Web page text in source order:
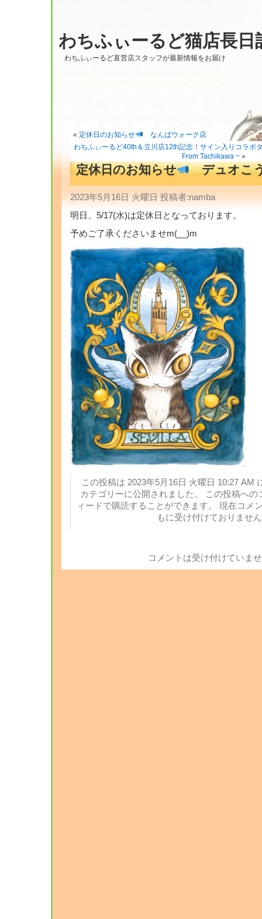
わちふぃーるど猫店長日
わちふぃーるど直営店スタッフが最新情報をお届け
« 定休日のお知らせ
なんばウォーク店
わちふぃーるど40th＆立川店12th記念！サイン入りコラボ
From Tachikawa ~»
定休日のお知らせ デュオこ
2023年5月16日 火曜日 投稿者:namba
明日、5/17(水)は定休日となっております。
予めご了承くださいませm(__)m
この投稿は 2023年5月16日 火曜日 10:27 AM
カテゴリーに公開されました。 この投稿へ
ィードで購読することができます。 現在コメ
もに受け付けておりませ
コメントは受け付けていま